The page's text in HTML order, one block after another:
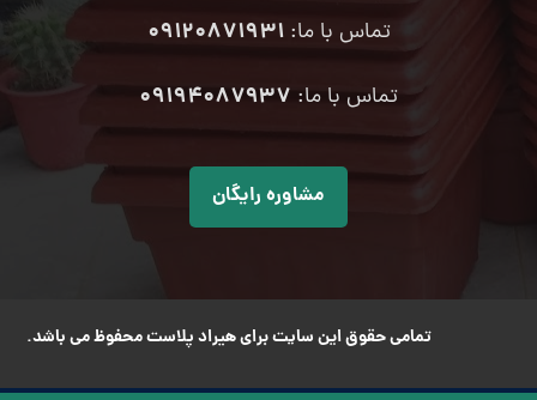
تماس با ما:09120871931
تماس با ما: ۰۹۱۹۴۰۸۷۹۳۷
مشاوره رایگان
تمامی حقوق این سایت برای هیراد پلاست محفوظ می باشد.